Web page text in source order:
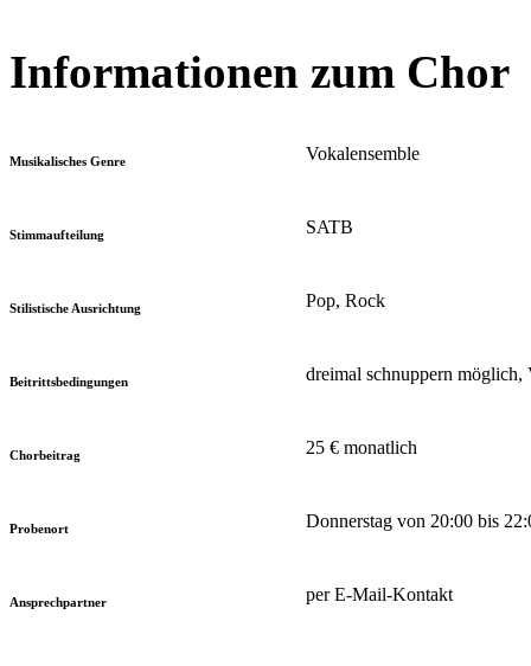
Informationen zum Chor
Musikalisches Genre Vokalensemble
Stimmaufteilung SATB
Stilistische Ausrichtung Pop, Rock
Beitrittsbedingungen dreimal schnuppern
Chorbeitrag 25 € monatlich
Probenort Donnerstag von 20:00 bis
Ansprechpartner per E-Mail-Kontakt